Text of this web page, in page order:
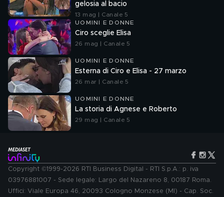
gelosia al bacio
13 mag | Canale 5
UOMINI E DONNE
Ciro sceglie Elisa
26 mag | Canale 5
UOMINI E DONNE
Esterna di Ciro e Elisa - 27 marzo
26 mar | Canale 5
UOMINI E DONNE
La storia di Agnese e Roberto
29 mag | Canale 5
Copyright ©1999-2026 RTI Business Digital - RTI S.p.A.: p. iva
03976881007 - Sede legale: Largo del Nazareno 8, 00187 Roma.
Uffici: Viale Europa 46, 20093 Cologno Monzese (MI) - Cap. Soc.